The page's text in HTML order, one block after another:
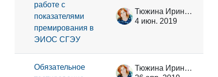
работе с
показателями
премирования в
ЭИОС СГЭУ
Тюжина Ирина Викторовна
4 июн. 2019
Обязательное
Тюжина Ирина Викторовна